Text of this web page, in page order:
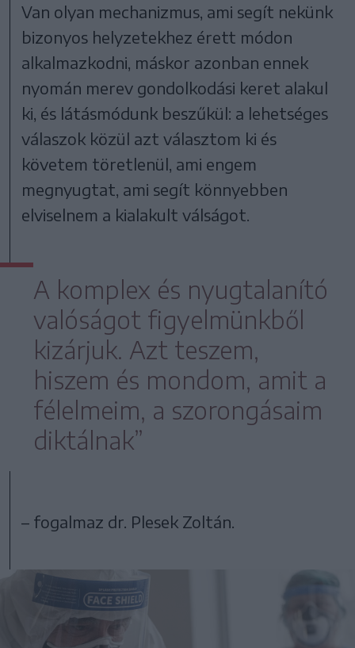
Van olyan mechanizmus, ami segít nekünk
bizonyos helyzetekhez érett módon
alkalmazkodni, máskor azonban ennek
nyomán merev gondolkodási keret alakul
ki, és látásmódunk beszűkül: a lehetséges
válaszok közül azt választom ki és
követem töretlenül, ami engem
megnyugtat, ami segít könnyebben
elviselnem a kialakult válságot.
A komplex és nyugtalanító
valóságot figyelmünkből
kizárjuk. Azt teszem,
hiszem és mondom, amit a
félelmeim, a szorongásaim
diktálnak”
– fogalmaz dr. Plesek Zoltán.